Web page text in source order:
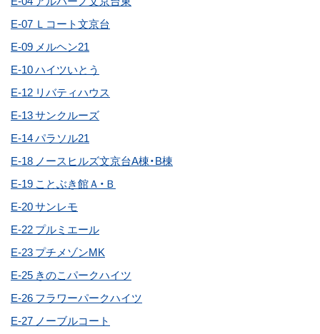
E-07 Ｌコート文京台
E-09 メルヘン21
E-10 ハイツいとう
E-12 リバティハウス
E-13 サンクルーズ
E-14 パラソル21
E-18 ノースヒルズ文京台A棟・B棟
E-19 ことぶき館Ａ・Ｂ
E-20 サンレモ
E-22 プルミエール
E-23 プチメゾンMK
E-25 きのこパークハイツ
E-26 フラワーパークハイツ
E-27 ノーブルコート